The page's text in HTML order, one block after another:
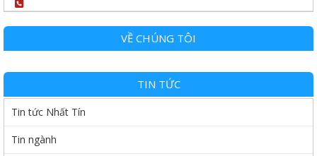
VỀ CHÚNG TÔI
TIN TỨC
Tin tức Nhất Tín
Tin ngành